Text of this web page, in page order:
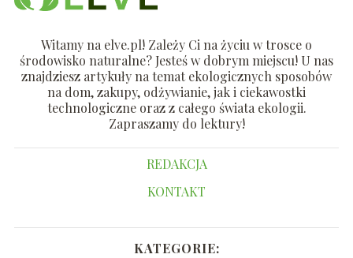
Witamy na elve.pl! Zależy Ci na życiu w trosce o
środowisko naturalne? Jesteś w dobrym miejscu! U nas
znajdziesz artykuły na temat ekologicznych sposobów
na dom, zakupy, odżywianie, jak i ciekawostki
technologiczne oraz z całego świata ekologii.
Zapraszamy do lektury!
REDAKCJA
KONTAKT
KATEGORIE: